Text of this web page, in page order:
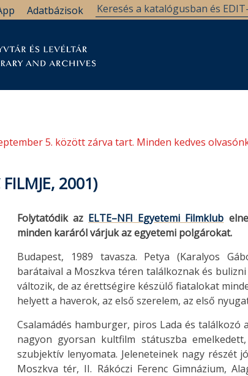
Adatbázisok
5. között zárva tart. Minden kedves
2001)
Folytatódik az ELTE–NFI Egyetemi Filmklub
minden karáról várjuk az egyetemi polgárokat.
Budapest, 1989 tavasza. Petya (Karalyos
barátaival a Moszkva téren találkoznak és
változik, de az érettségire készülő fiatalokat
helyett a haverok, az első szerelem, az első
Csalamádés hamburger, piros Lada és
nagyon gyorsan kultfilm státuszba
szubjektív lenyomata. Jeleneteinek nagy részét
Moszkva tér, II. Rákóczi Ferenc Gimnázium,